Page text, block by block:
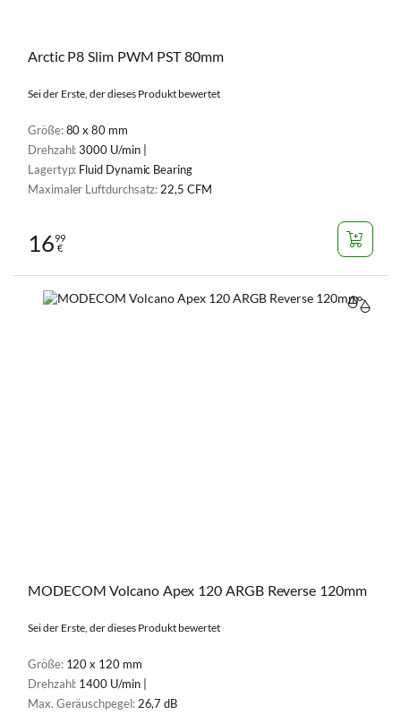
Arctic P8 Slim PWM PST 80mm
Sei der Erste, der dieses Produkt bewertet
Größe:80 x 80 mm
Drehzahl:3000 U/min |
Lagertyp: Fluid Dynamic Bearing
Maximaler Luftdurchsatz: 22,5 CFM
1699
€
MODECOM Volcano Apex 120 ARGB Reverse 120mm
Sei der Erste, der dieses Produkt bewertet
Größe: 120 x 120 mm
Drehzahl: 1400 U/min |
Max. Geräuschpegel: 26,7 dB